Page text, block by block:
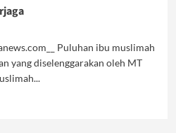
Puluhan ibu muslimah
yang diselenggarakan oleh MT